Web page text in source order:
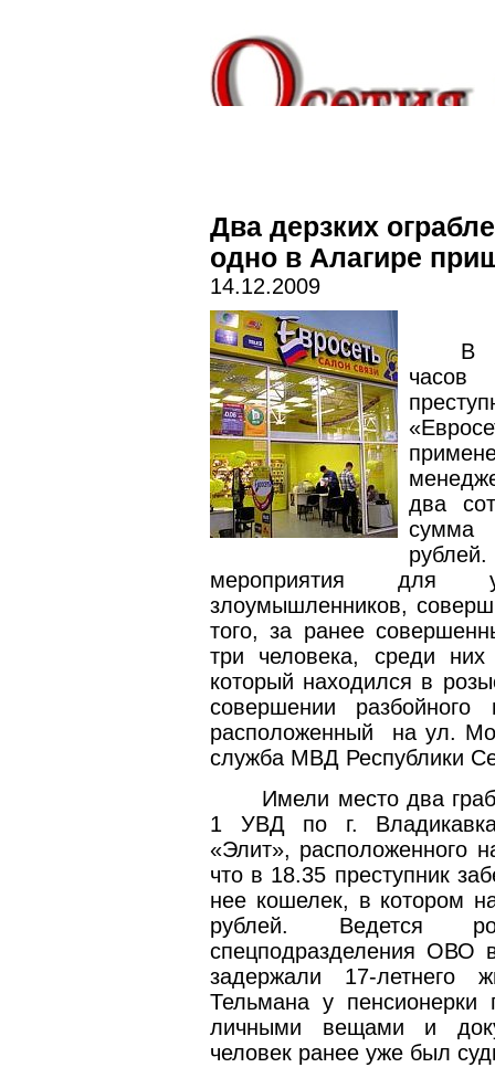
Два дерзких
одно в Алагире
14.12.2009
В
часов
два
сумма
мероприятия для
злоумышленников,
того, за ранее
три человека, среди
который находился в
совершении
расположенный
на ул.
служба МВД Республики
Имели место два
1 УВД по г.
«Элит», расположенного
что в 18.35 преступник
нее кошелек, в котором
рублей. Ведется
спецподразделения ОВО
задержали 17-летнего
Тельмана у пенсионерки
личными вещами и
человек ранее уже был